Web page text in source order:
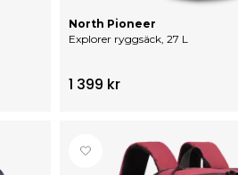
Explorer ryggsäck, 27 L
North Pioneer
1 399 kr